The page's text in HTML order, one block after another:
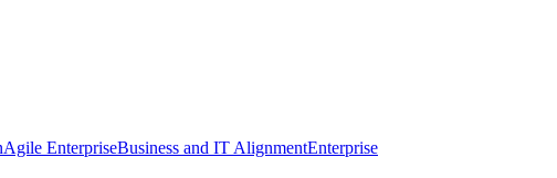
Agile EnterpriseBusiness and IT AlignmentEnterprise